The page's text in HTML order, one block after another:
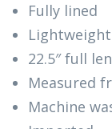
Fully lined
22.5″ full
Measured
Machine